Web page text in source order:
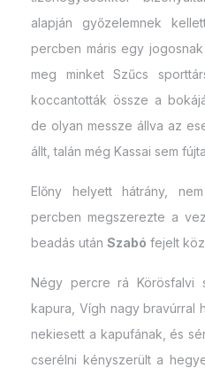
alapján győzelemnek
percben máris egy
meg minket Szűcs
koccantották össze a
de olyan messze állva az
állt, talán még Kassai sem
Előny helyett hátrány,
percben megszerezte a
beadás után Szabó fejelt
Négy percre rá Körösfalvi
kapura, Vígh nagy bravúrral
nekiesett a kapufának, és
cserélni kényszerült a